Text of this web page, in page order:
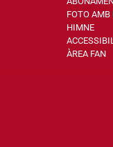
FOTO
HIMNE
ÀREA FAN